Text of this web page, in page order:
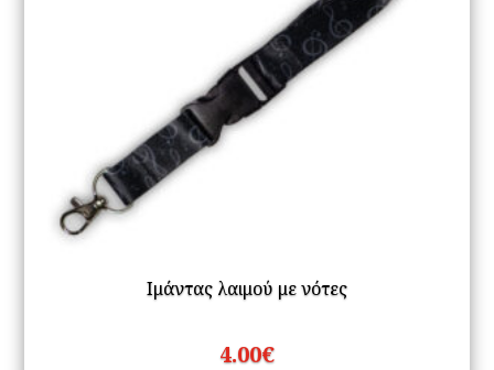
Ιμάντας λαιμού με νότες
4.00€